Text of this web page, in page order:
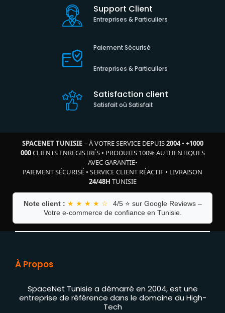
Support Client
Entreprises & Particuliers
Paiement Sécurisé
Entreprises & Particuliers
Satisfaction client
Satisfait où Satisfait
SPACENET TUNISIE– À VOTRE SERVICE DEPUIS2004• +1000
000CLIENTS ENREGISTRÉS• PRODUITS 100% AUTHENTIQUES
AVEC GARANTIE•
PAIEMENT SÉCURISÉ • SERVICE CLIENT RÉACTIF • LIVRAISON
24/48H TUNISIE
Note client : ★ ★ ★ ★ ☆
4/5 ⭐ sur Google Reviews –
Votre e-commerce de confiance en Tunisie.
À Propos
SpaceNet Tunisie a démarré en 2004, est une
entreprise de référence dans le domaine du High-
Tech